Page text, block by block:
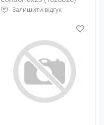
Залишити відгук
Діаметр об'єктива: 25 мм
Кратність наближення: